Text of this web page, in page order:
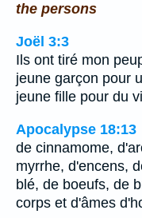
the persons
Joël 3:3
Ils ont tiré mon
jeune garçon pour
jeune fille pour du
Apocalypse 18:13
de cinnamome,
myrrhe, d'encens,
blé, de boeufs, de
corps et d'âmes